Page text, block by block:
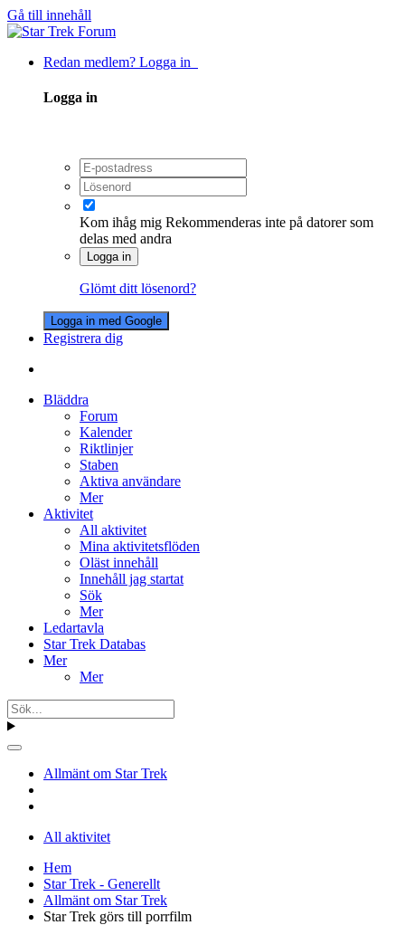
Gå till innehåll
Redan medlem? Logga in
Logga in
Kom ihåg mig Rekommenderas inte på datorer som
delas med andra
Logga in
Glömt ditt lösenord?
Logga in med Google
Registrera dig
Bläddra
Forum
Kalender
Riktlinjer
Staben
Aktiva användare
Mer
Aktivitet
All aktivitet
Mina aktivitetsflöden
Oläst innehåll
Innehåll jag startat
Sök
Mer
Ledartavla
Star Trek Databas
Mer
Mer
Allmänt om Star Trek
All aktivitet
Hem
Star Trek - Generellt
Allmänt om Star Trek
Star Trek görs till porrfilm